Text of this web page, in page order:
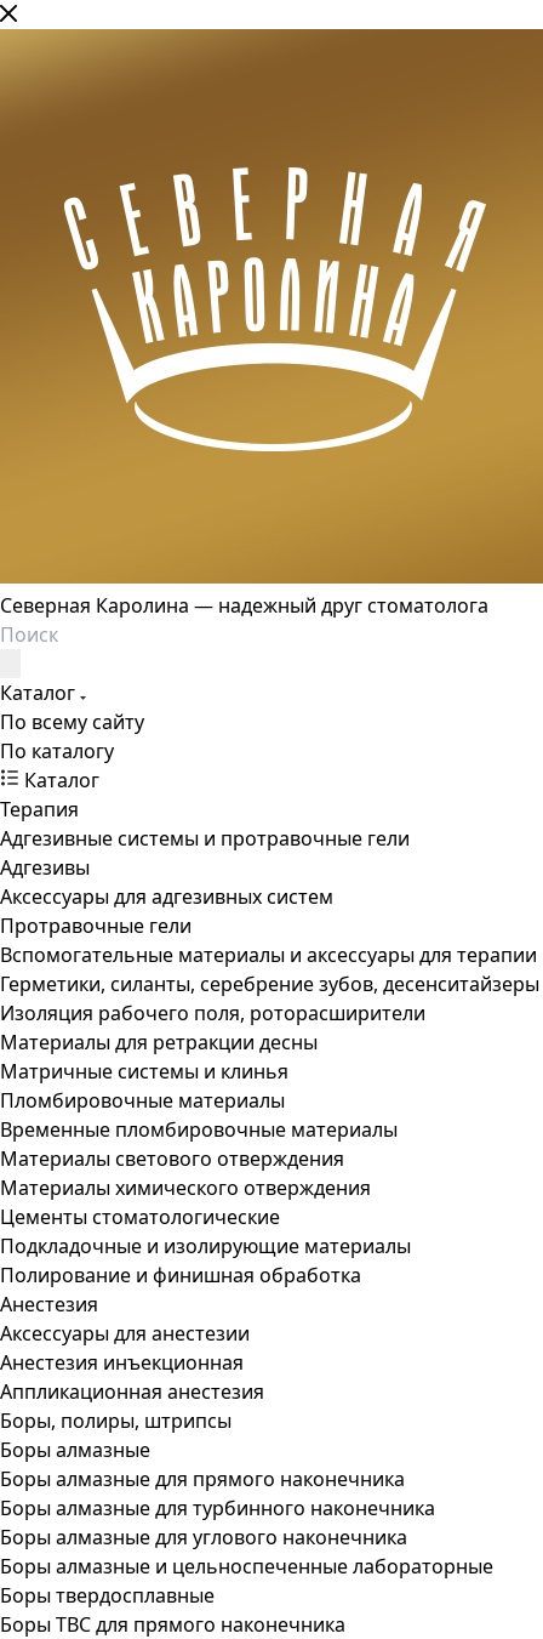
Северная Каролина — надежный друг стоматолога
Каталог
По всему сайту
По каталогу
Каталог
Терапия
Адгезивные системы и протравочные гели
Адгезивы
Аксессуары для адгезивных систем
Протравочные гели
Вспомогательные материалы и аксессуары для терапии
Герметики, силанты, серебрение зубов, десенситайзеры
Изоляция рабочего поля, роторасширители
Материалы для ретракции десны
Матричные системы и клинья
Пломбировочные материалы
Временные пломбировочные материалы
Материалы светового отверждения
Материалы химического отверждения
Цементы стоматологические
Подкладочные и изолирующие материалы
Полирование и финишная обработка
Анестезия
Аксессуары для анестезии
Анестезия инъекционная
Аппликационная анестезия
Боры, полиры, штрипсы
Боры алмазные
Боры алмазные для прямого наконечника
Боры алмазные для турбинного наконечника
Боры алмазные для углового наконечника
Боры алмазные и цельноспеченные лабораторные
Боры твердосплавные
Боры ТВС для прямого наконечника